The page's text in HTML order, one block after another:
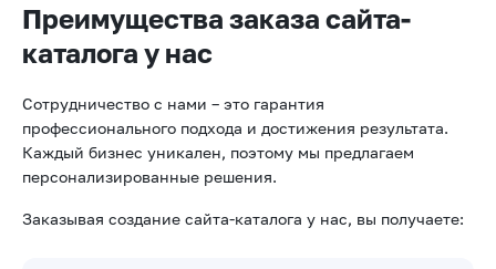
Преимущества заказа сайта-
каталога у нас
Сотрудничество с нами – это гарантия
профессионального подхода и достижения результата.
Каждый бизнес уникален, поэтому мы предлагаем
персонализированные решения.
Заказывая создание сайта-каталога у нас, вы получаете: